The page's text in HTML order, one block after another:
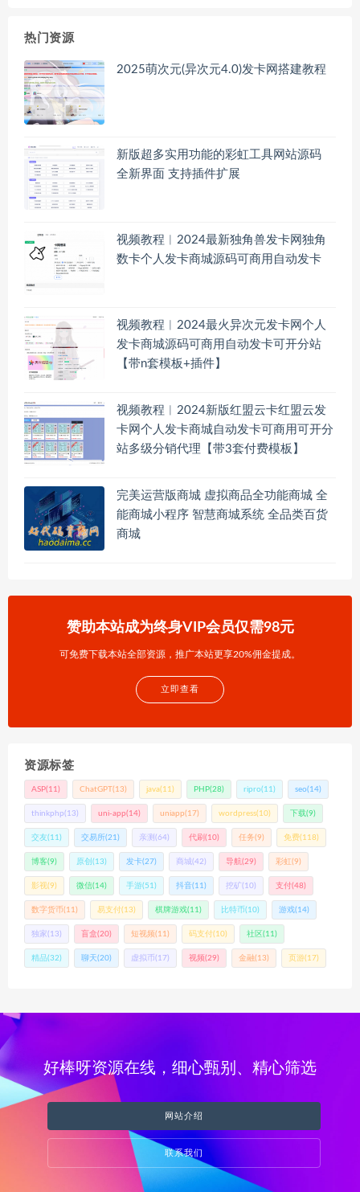
热门资源
2025萌次元(异次元4.0)发卡网搭建教程
新版超多实用功能的彩虹工具网站源码
全新界面 支持插件扩展
视频教程︱2024最新独角兽发卡网独角
数卡个人发卡商城源码可商用自动发卡
视频教程︱2024最火异次元发卡网个人
发卡商城源码可商用自动发卡可开分站
【带n套模板+插件】
视频教程︱2024新版红盟云卡红盟云发
卡网个人发卡商城自动发卡可商用可开分
站多级分销代理【带3套付费模板】
完美运营版商城 虚拟商品全功能商城 全
能商城小程序 智慧商城系统 全品类百货
商城
赞助本站成为终身VIP会员仅需98元
可免费下载本站全部资源，推广本站更享20%佣金提成。
立即查看
资源标签
ASP(11) ChatGPT(13) java(11) PHP(28) ripro(11) seo(14)
thinkphp(13) uni-app(14) uniapp(17) wordpress(10) 下载(9)
交友(11) 交易所(21) 亲测 (64) 代刷 (10) 任务(9) 免费(118)
博客(9) 原创 (13) 发卡(27) 商城(42) 导航(29) 彩虹(9)
影视(9) 微信(14) 手游(51) 抖音(11) 挖矿(10) 支付(48)
数字货币(11) 易支付(13) 棋牌游戏(11) 比特币(10) 游戏(14)
独家(13) 盲盒(20) 短视频(11) 码支付(10) 社区(11)
精品(32) 聊天(20) 虚拟币(17) 视频(29) 金融(13) 页游(17)
好棒呀资源在线，细心甄别、精心筛选
网站介绍
联系我们